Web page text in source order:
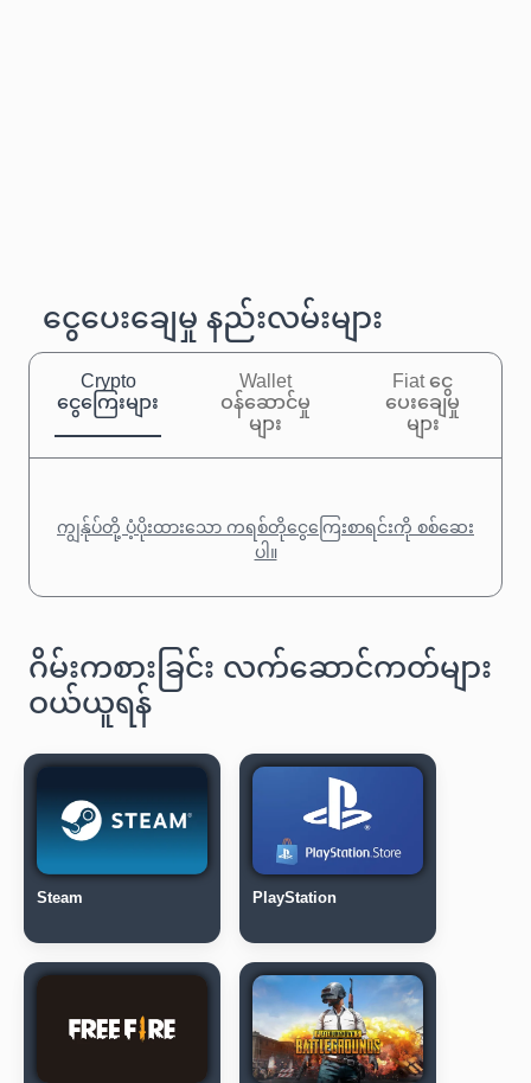
ငွေပေးချေမှု နည်းလမ်းများ
Crypto
ငွေကြေးများ
Wallet
ဝန်ဆောင်မှု
များ
Fiat ငွေ
ပေးချေမှု
များ
ကျွန်ုပ်တို့ ပံ့ပိုးထားသော ကရစ်တိုငွေကြေးစာရင်းကို စစ်ဆေး
ပါ။
ဂိမ်းကစားခြင်း လက်ဆောင်ကတ်များ
ဝယ်ယူရန်
Steam PlayStation